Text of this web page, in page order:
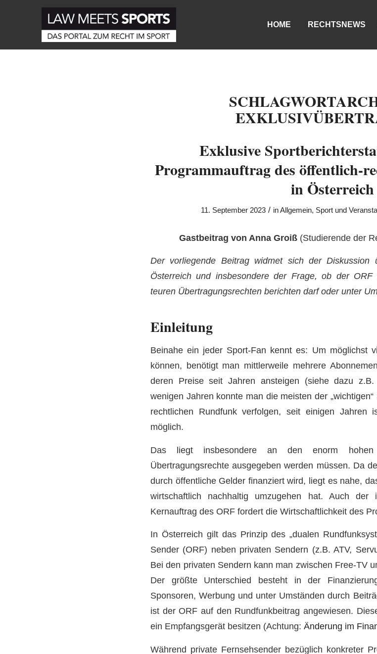
HOME RECHTSNEWS
Exklusive
Programmauftrag des öffentlich-
in Österreich
11. September 2023 / inAllgemein, Sport und
Gastbeitrag von Anna Groiß (Studierende der
Der vorliegende Beitrag widmet sich der Diskussion
Österreich und insbesondere der Frage, ob der
teuren Übertragungsrechten berichten darf oder unter
Einleitung
Beinahe ein jeder Sport-Fan kennt es: Um möglichst
können, benötigt man mittlerweile mehrere
deren Preise seit Jahren ansteigen (siehe dazu z.B.
wenigen Jahren konnte man die meisten der
rechtlichen Rundfunk verfolgen, seit einigen
möglich.
Das liegt insbesondere an den enorm
Übertragungsrechte ausgegeben werden müssen. Da
durch öffentliche Gelder finanziert wird, liegt es nahe,
wirtschaftlich nachhaltig umzugehen hat. Auch
Kernauftrag des ORF fordert die Wirtschaftlichkeit des
In Österreich gilt das Prinzip des „dualen
Sender (ORF) neben privaten Sendern (z.B. ATV,
Bei den privaten Sendern kann man zwischen Free-TV
Der größte Unterschied besteht in der
Sponsoren, Werbung und unter Umständen durch
ist der ORF auf den Rundfunkbeitrag angewiesen.
ein Empfangsgerät besitzen (Achtung: Änderung im
Während private Fernsehsender bezüglich konkreter